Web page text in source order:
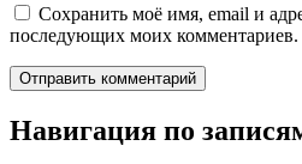
Сохранить моё имя, email и
последующих моих комментариев.
Навигация по